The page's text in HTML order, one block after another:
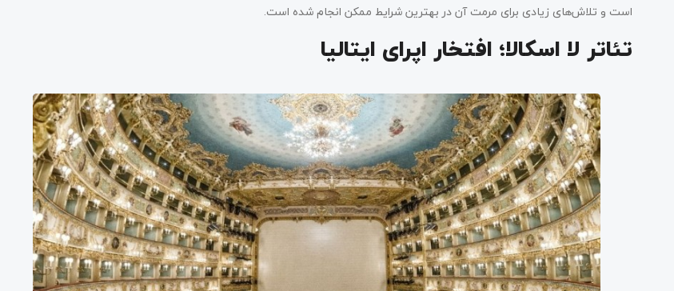
است و تلاش‌های زیادی برای مرمت آن در بهترین شرایط ممکن انجام شده است.
تئاتر لا اسکالا؛ افتخار اپرای ایتالیا